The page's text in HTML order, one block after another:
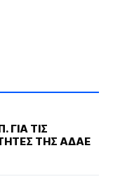
ΤΗΣ ΑΔΑΕ